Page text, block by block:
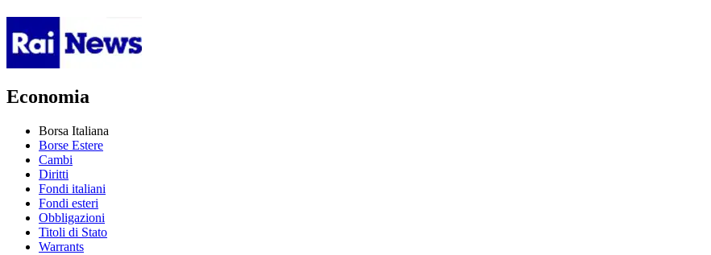
Economia
Borsa Italiana
Borse Estere
Cambi
Diritti
Fondi italiani
Fondi esteri
Obbligazioni
Titoli di Stato
Warrants